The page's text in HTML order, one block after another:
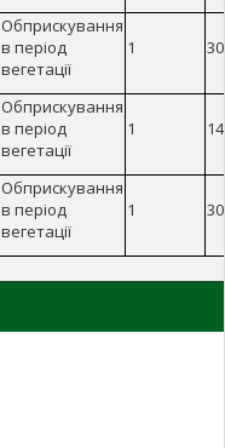
Обприскування
в період
вегетації
1 30
Обприскування
в період
вегетації
1 14
Обприскування
в період
вегетації
1 30